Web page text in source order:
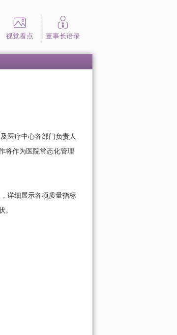
视觉看点 董事长语录
医疗中心各部门负责人
将作为医院常态化管理
详细展示各项质量指标